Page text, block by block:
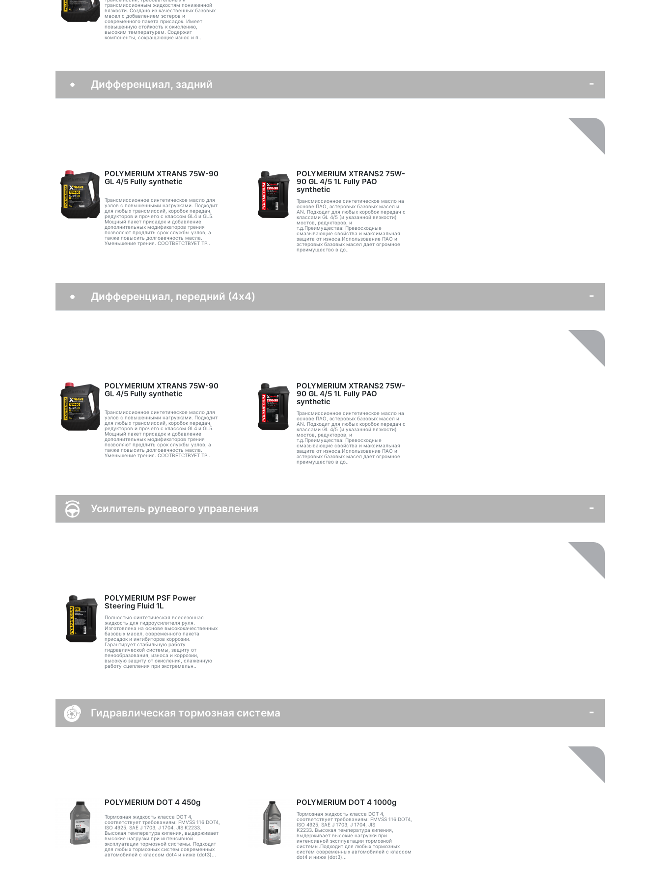
трансмиссионным жидкостям пониженной
вязкости. Создано из качественных базовых
масел с добавлением эстеров и
современного пакета присадок. Имеет
повышенную стойкость к окислению,
высоким температурам. Содержит
компоненты, сокращающие износ и п..
Дифференциал, задний
POLYMERIUM XTRANS 75W-90
GL 4/5 Fully synthetic
Трансмиссионное синтетическое масло для
узлов с повышенными нагрузками. Подходит
для любых трансмиссий, коробок передач,
редукторов и прочего с классом GL4 и GL5.
Мощный пакет присадок и добавление
дополнительных модификаторов трения
позволяют продлить срок службы узлов, а
также повысить долговечность масла.
Уменьшение трения. СООТВЕТСТВУЕТ ТР..
POLYMERIUM XTRANS2 75W-
90 GL 4/5 1L Fully PAO
synthetic
Трансмиссионное синтетическое масло на
основе ПАО, эстеровых базовых масел и
AN. Подходит для любых коробок передач с
классами GL 4/5 (и указанной вязкости)
мостов, редукторов, и
т.д.Преимущества: Превосходные
смазывающие свойства и максимальная
защита от износа.Использование ПАО и
эстеровых базовых масел дает огромное
преимущество в до..
Дифференциал, передний (4x4)
POLYMERIUM XTRANS 75W-90
GL 4/5 Fully synthetic
Трансмиссионное синтетическое масло для
узлов с повышенными нагрузками. Подходит
для любых трансмиссий, коробок передач,
редукторов и прочего с классом GL4 и GL5.
Мощный пакет присадок и добавление
дополнительных модификаторов трения
позволяют продлить срок службы узлов, а
также повысить долговечность масла.
Уменьшение трения. СООТВЕТСТВУЕТ ТР..
POLYMERIUM XTRANS2 75W-
90 GL 4/5 1L Fully PAO
synthetic
Трансмиссионное синтетическое масло на
основе ПАО, эстеровых базовых масел и
AN. Подходит для любых коробок передач с
классами GL 4/5 (и указанной вязкости)
мостов, редукторов, и
т.д.Преимущества: Превосходные
смазывающие свойства и максимальная
защита от износа.Использование ПАО и
эстеровых базовых масел дает огромное
преимущество в до..
Усилитель рулевого управления
POLYMERIUM PSF Power
Steering Fluid 1L
Полностью синтетическая всесезонная
жидкость для гидроусилителя руля.
Изготовлена на основе высококачественных
базовых масел, современного пакета
присадок и ингибиторов коррозии.
Гарантирует стабильную работу
гидравлической системы, защиту от
пенообразования, износа и коррозии,
высокую защиту от окисления, слаженную
работу сцепления при экстремальн..
Гидравлическая тормозная система
POLYMERIUM DOT 4 450g
Тормозная жидкость класса DOT 4,
соответствует требованиям: FMVSS 116 DOT4,
ISO 4925, SAE J 1703, J 1704, JIS K2233.
Высокая температура кипения, выдерживает
высокие нагрузки при интенсивной
эксплуатации тормозной системы. Подходит
для любых тормозных систем современных
автомобилей с классом dot4 и ниже (dot3)...
POLYMERIUM DOT 4 1000g
Тормозная жидкость класса DOT 4,
соответствует требованиям: FMVSS 116 DOT4,
ISO 4925, SAE J 1703, J 1704, JIS
K2233. Высокая температура кипения,
выдерживает высокие нагрузки при
интенсивной эксплуатации тормозной
системы.Подходит для любых тормозных
систем современных автомобилей с классом
dot4 и ниже (dot3)...